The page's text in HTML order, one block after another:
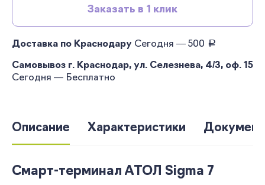
Заказать в 1 клик
Доставка по Краснодару Сегодня — 500 руб.
Самовывоз г. Краснодар, ул. Селезнева, 4/3, оф. 15
Сегодня — Бесплатно
Описание Характеристики
Смарт-терминал АТОЛ Sigma 7